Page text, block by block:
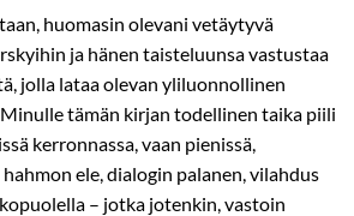
huomasin olevani vetäytyvä
ja hänen taisteluunsa vastustaa
jolla lataa olevan yliluonnollinen
tämän kirjan todellinen taika piili
kerronnassa, vaan pienissä,
ele, dialogin palanen, vilahdus
– jotka jotenkin, vastoin